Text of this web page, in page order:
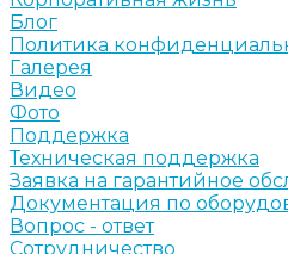
Блог
Политика
Галерея
Видео
Фото
Поддержка
Техническая поддержка
Заявка на гарантийное
Документация по
Вопрос - ответ
Сотрудничество